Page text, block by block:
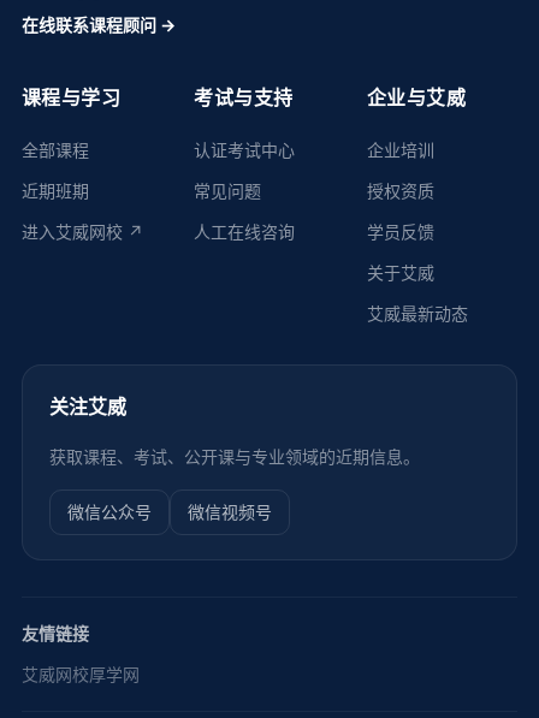
在线联系课程顾问 →
课程与学习
全部课程
近期班期
进入艾威网校 ↗
考试与支持
认证考试中心
常见问题
人工在线咨询
企业与艾威
企业培训
授权资质
学员反馈
关于艾威
艾威最新动态
关注艾威
获取课程、考试、公开课与专业领域的近期信息。
微信公众号 微信视频号
友情链接
艾威网校厚学网